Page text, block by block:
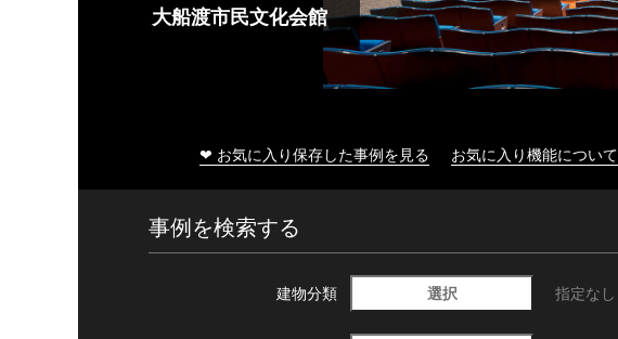
大船渡市民文化会館
❤ お気に入り保存した事例を見る お気に入り機能について
事例を検索する
建物分類 選択 指定なし